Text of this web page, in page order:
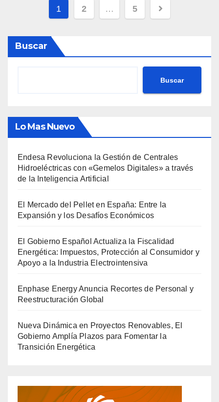
Paginación
entradas
1 2 … 5
Buscar
Buscar
Lo Mas Nuevo
Endesa Revoluciona la Gestión de Centrales
Hidroeléctricas con «Gemelos Digitales» a través
de la Inteligencia Artificial
El Mercado del Pellet en España: Entre la
Expansión y los Desafíos Económicos
El Gobierno Español Actualiza la Fiscalidad
Energética: Impuestos, Protección al Consumidor y
Apoyo a la Industria Electrointensiva
Enphase Energy Anuncia Recortes de Personal y
Reestructuración Global
Nueva Dinámica en Proyectos Renovables, El
Gobierno Amplía Plazos para Fomentar la
Transición Energética